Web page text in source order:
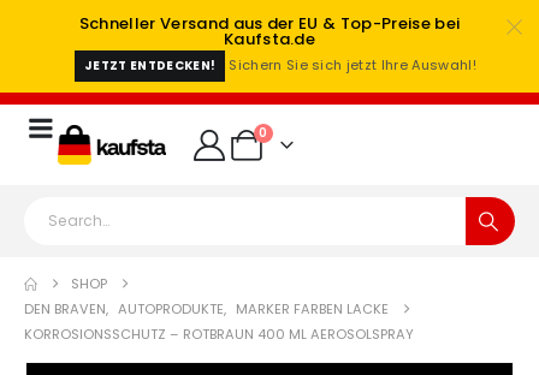
Schneller Versand aus der EU & Top-Preise bei
Kaufsta.de
JETZT ENTDECKEN! Sichern Sie sich jetzt Ihre Auswahl!
0
SHOP
DEN BRAVEN, AUTOPRODUKTE, MARKER FARBEN LACKE
KORROSIONSSCHUTZ – ROTBRAUN 400 ML AEROSOLSPRAY